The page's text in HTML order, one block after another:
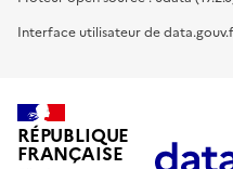
Interface utilisateur de
RÉPUBLIQUE
FRANÇAISE